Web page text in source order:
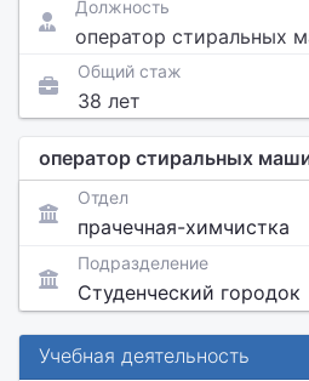
Должность
оператор стиральных
Общий стаж
38 лет
оператор стиральных
Отдел
прачечная-химчистка
Подразделение
Студенческий городок
Учебная деятельность